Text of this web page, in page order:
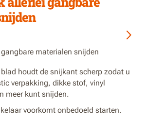
materialen snijden
houdt de snijkant scherp zodat u
verpakking, dikke stof, vinyl
meer kunt snijden.
voorkomt onbedoeld starten.